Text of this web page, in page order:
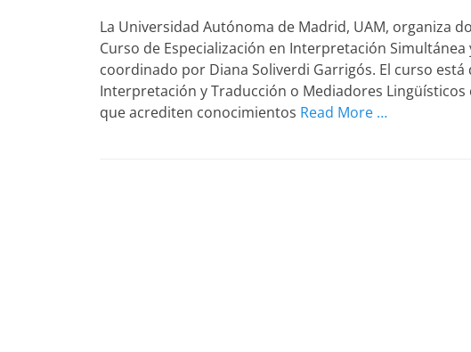
La Universidad Autónoma de Madrid, UAM, organiza
Curso de Especialización en Interpretación Simultánea
coordinado por Diana Soliverdi Garrigós. El curso
Interpretación y Traducción o Mediadores
que acrediten conocimientos Read More …